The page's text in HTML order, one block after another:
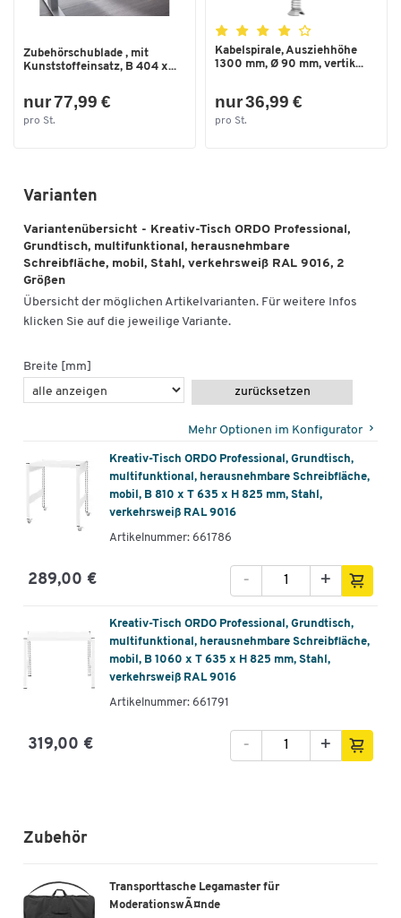
Verwendbar als fahrbarer Arbeitsplatz im Betrieb, als
Schreibtisch im Büro, als Tischreihe in Konferenzräumen und
perfekt für effiziente und entspannte Meetings, Workshops
Herausnehmbare Schreibfläche
selbstklebende oder magnetische Folie als
kann in Verbindung mit der Wandschiene als
Whiteboard an der Büro- oder Meetingraumwand
Mobil dank der im Lieferumfang enthaltenen 4 Lenkrollen
mit Feststellern
Lieferumfang:
2 Rahmen
4 Metall-Fußplatten
4 Filz-Fußkappen
4 Lenkrollen mit Feststellern
4 Kunststoffkappen
1 Wandschiene zur Schreibflächenaufhängung
Hinweis: Die Tasche ist nicht im Lieferumfang enthalten und kann
optional bestellt werden.
Made in Germany
GS-geprüft
Material Gestell: Stahlblech, pulverbeschichtet
Farbe: verkehrsweiß RAL 9016
Zubehörschublade , mit
Kunststoffeinsatz, B 404 x...
nur 77,99 €
pro St.
Kabelspirale, Ausziehhöhe
1300 mm, Ø 90 mm, vertik...
nur 36,99 €
pro St.
Varianten
Variantenübersicht - Kreativ-Tisch ORDO Professional,
Grundtisch, multifunktional, herausnehmbare
Schreibfläche, mobil, Stahl, verkehrsweiß RAL 9016, 2
Größen
Übersicht der möglichen Artikelvarianten. Für weitere Infos
klicken Sie auf die jeweilige Variante.
Breite [mm]
zurücksetzen
Mehr Optionen im Konfigurator
Kreativ-Tisch ORDO Professional, Grundtisch,
multifunktional, herausnehmbare Schreibfläche,
mobil, B 810 x T 635 x H 825 mm, Stahl,
verkehrsweiß RAL 9016
Artikelnummer: 661786
289,00 € +
-
Kreativ-Tisch ORDO Professional, Grundtisch,
multifunktional, herausnehmbare Schreibfläche,
mobil, B 1060 x T 635 x H 825 mm, Stahl,
verkehrsweiß RAL 9016
Artikelnummer: 661791
319,00 € +
-
Zubehör
Transporttasche Legamaster für
ModerationswÃ¤nde